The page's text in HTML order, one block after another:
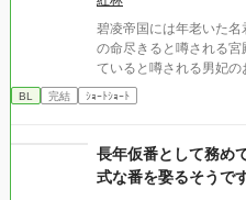
オメガバースBLです。
碧凌帝国には年老いた
の命尽きると噂される
ていると噂される男妃の
BL 完結 ｼｮｰﾄｼｮｰﾄ
長年仮番として務め
式な番を娶るそうで